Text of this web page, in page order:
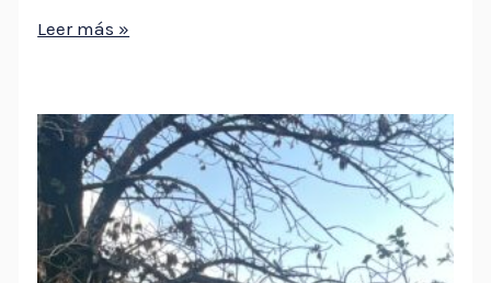
Leer más »